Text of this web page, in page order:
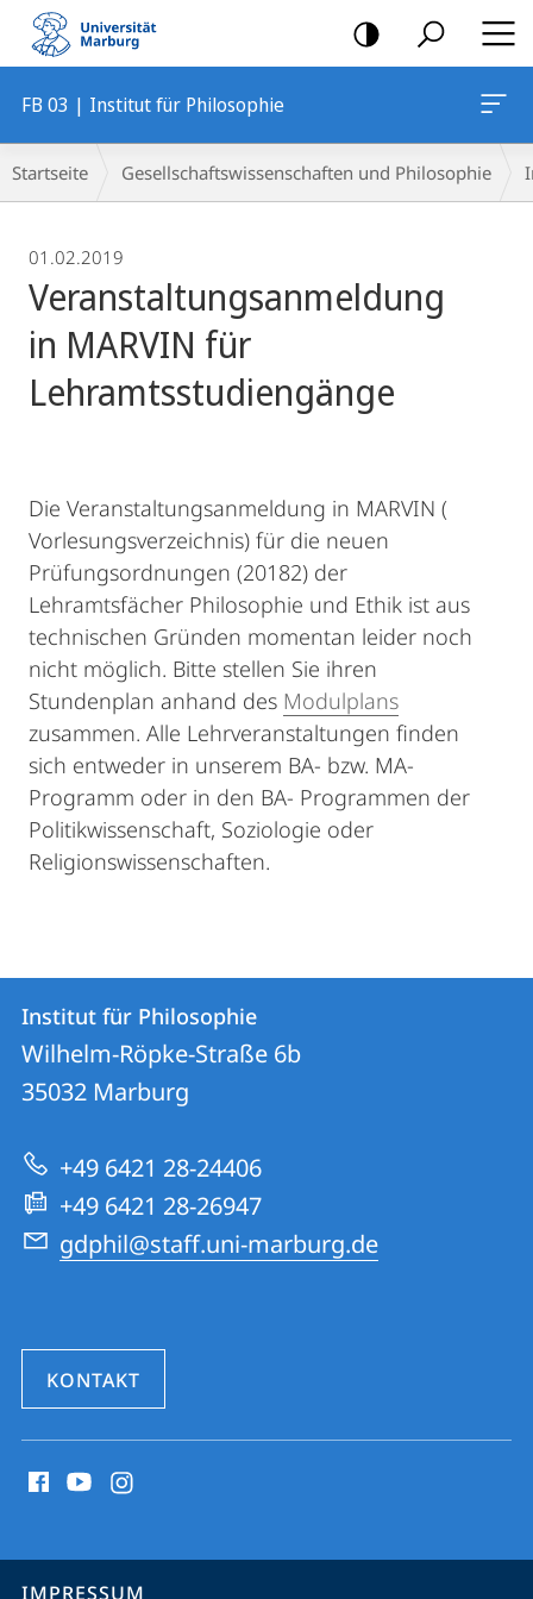
Mobile-
Navigation
FB 03 | Institut für Philosophie
Breadcrumb-
Navigation
Startseite Gesellschaftswissenschaften und Philosophie
01.02.2019
Veranstaltungsanmeldung
in MARVIN für
Lehramtsstudiengänge
Die Veranstaltungsanmeldung in MARVIN (
Vorlesungsverzeichnis) für die neuen
Prüfungsordnungen (20182) der
Lehramtsfächer Philosophie und Ethik ist aus
technischen Gründen momentan leider noch
nicht möglich. Bitte stellen Sie ihren
Stundenplan anhand des Modulplans
zusammen. Alle Lehrveranstaltungen finden
sich entweder in unserem BA- bzw. MA-
Programm oder in den BA- Programmen der
Politikwissenschaft, Soziologie oder
Religionswissenschaften.
Kontakt
und
Informationen
zur
Website
Kontaktinformationen
Institut
für
Philosophie
Institut für Philosophie
Wilhelm-Röpke-Straße 6b
35032 Marburg
+49 6421 28-24406
+49 6421 28-26947
gdphil@staff.uni-marburg.de
KONTAKT
Media
Service-
IMPRESSUM